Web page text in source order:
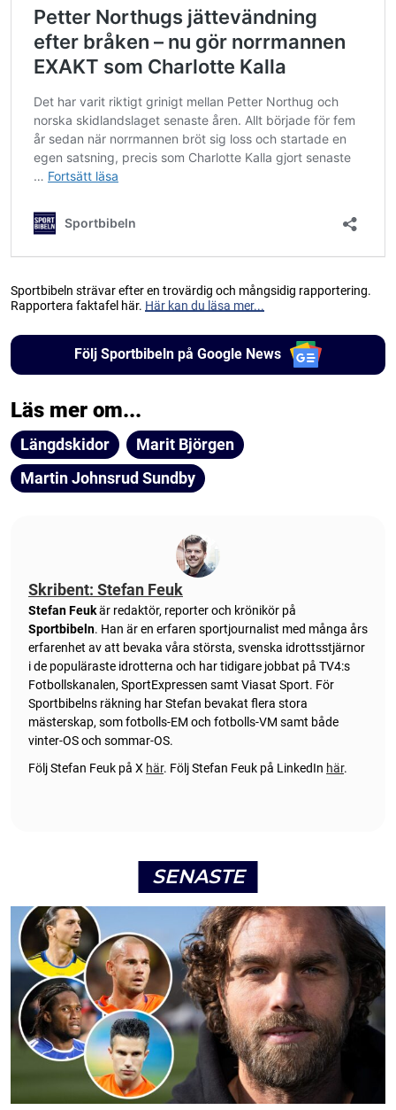
Sportbibeln strävar efter en trovärdig och mångsidig rapportering.
Rapportera faktafel här. Här kan du läsa mer...
Följ Sportbibeln på Google News
Läs mer om...
Längdskidor
Marit Björgen
Martin Johnsrud Sundby
Skribent: Stefan Feuk
Stefan Feukär redaktör, reporter och krönikör på
Sportbibeln. Han är en erfaren sportjournalist med många års
erfarenhet av att bevaka våra största, svenska idrottsstjärnor
i de populäraste idrotterna och har tidigare jobbat på TV4:s
Fotbollskanalen, SportExpressen samt Viasat Sport. För
Sportbibelns räkning har Stefan bevakat flera stora
mästerskap, som fotbolls-EM och fotbolls-VM samt både
vinter-OS och sommar-OS.
Följ Stefan Feuk på X här. Följ Stefan Feuk på LinkedIn här.
SENASTE